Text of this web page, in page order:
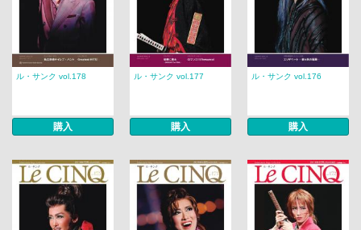
ル・サンク vol.178
購入
ル・サンク vol.177
購入
ル・サンク vol.176
購入